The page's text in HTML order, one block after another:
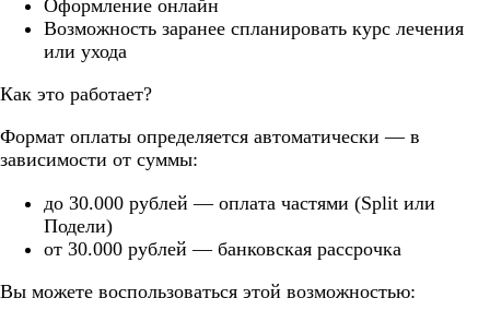
Оформление онлайн
Возможность заранее спланировать курс лечения
или ухода
Как это работает?
Формат оплаты определяется автоматически — в
зависимости от суммы:
до 30.000 рублей — оплата частями (Split или
Подели)
от 30.000 рублей — банковская рассрочка
Вы можете воспользоваться этой возможностью: